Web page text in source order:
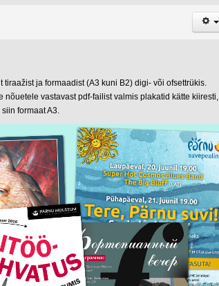
tiraažist ja formaadist (A3 kuni B2) digi- või ofsettrükis.
nõuetele vastavast pdf-failist valmis plakatid kätte kiiresti,
formaat A3.